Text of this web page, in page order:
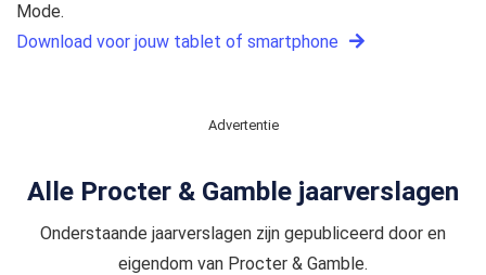
Mode.
Download voor jouw tablet of smartphone
Advertentie
Alle Procter & Gamble jaarverslagen
Onderstaande jaarverslagen zijn gepubliceerd door en
eigendom van Procter & Gamble.